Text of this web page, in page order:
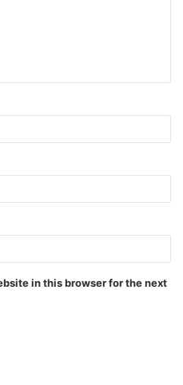
in this browser for the next